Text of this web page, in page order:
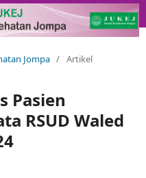
Jompa / Artikel
Pasien
RSUD Waled